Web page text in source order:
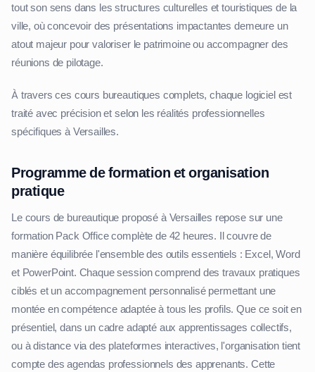
tout son sens dans les structures culturelles et touristiques de la
ville, où concevoir des présentations impactantes demeure un
atout majeur pour valoriser le patrimoine ou accompagner des
réunions de pilotage.
À travers ces cours bureautiques complets, chaque logiciel est
traité avec précision et selon les réalités professionnelles
spécifiques à Versailles.
Programme de formation et organisation
pratique
Le cours de bureautique proposé à Versailles repose sur une
formation Pack Office complète de 42 heures. Il couvre de
manière équilibrée l'ensemble des outils essentiels : Excel, Word
et PowerPoint. Chaque session comprend des travaux pratiques
ciblés et un accompagnement personnalisé permettant une
montée en compétence adaptée à tous les profils. Que ce soit en
présentiel, dans un cadre adapté aux apprentissages collectifs,
ou à distance via des plateformes interactives, l'organisation tient
compte des agendas professionnels des apprenants. Cette